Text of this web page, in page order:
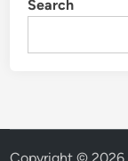
Search